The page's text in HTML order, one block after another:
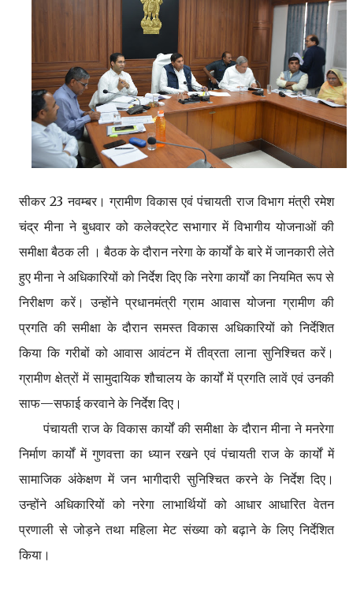
सीकर 23 नवम्बर। ग्रामीण विकास एवं पंचायती राज विभाग मंत्री रमेश
चंद्र मीना ने बुधवार को कलेक्ट्रेट सभागार में विभागीय योजनाओं की
समीक्षा बैठक ली । बैठक के दौरान नरेगा के कार्यों के बारे में जानकारी लेते
हुए मीना ने अधिकारियों को निर्देश दिए कि नरेगा कार्यों का नियमित रूप से
निरीक्षण करें। उन्होंने प्रधानमंत्री ग्राम आवास योजना ग्रामीण की
प्रगति की समीक्षा के दौरान समस्त विकास अधिकारियों को निर्देशित
किया कि गरीबों को आवास आवंटन में तीव्रता लाना सुनिश्चित करें।
ग्रामीण क्षेत्रों में सामुदायिक शौचालय के कार्यों में प्रगति लावें एवं उनकी
साफ—सफाई करवाने के निर्देश दिए।
पंचायती राज के विकास कार्यों की समीक्षा के दौरान मीना ने मनरेगा
निर्माण कार्यों में गुणवत्ता का ध्यान रखने एवं पंचायती राज के कार्यों में
सामाजिक अंकेक्षण में जन भागीदारी सुनिश्चित करने के निर्देश दिए।
उन्होंने अधिकारियों को नरेगा लाभार्थियों को आधार आधारित वेतन
प्रणाली से जोड़ने तथा महिला मेट संख्या को बढ़ाने के लिए निर्देशित
किया।